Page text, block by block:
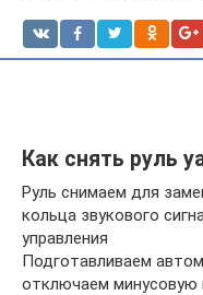
Как снять руль
Руль снимаем для
кольца звукового
управления
Подготавливаем
отключаем минусовую